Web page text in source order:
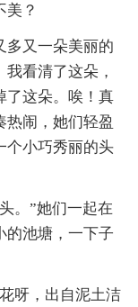
美？
多又一朵美丽的
看清了这朵，
了这朵。唉！真
热闹，她们轻盈
个小巧秀丽的头
。”她们一起在
池塘，一下子
呀，出自泥土洁